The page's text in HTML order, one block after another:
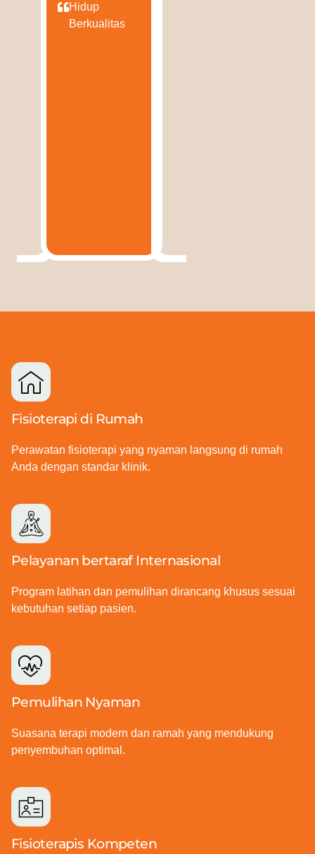
Hidup
Berkualitas
Fisioterapi di Rumah
Perawatan fisioterapi yang nyaman langsung di rumah
Anda dengan standar klinik.
Pelayanan bertaraf Internasional
Program latihan dan pemulihan dirancang khusus sesuai
kebutuhan setiap pasien.
Pemulihan Nyaman
Suasana terapi modern dan ramah yang mendukung
penyembuhan optimal.
Fisioterapis Kompeten